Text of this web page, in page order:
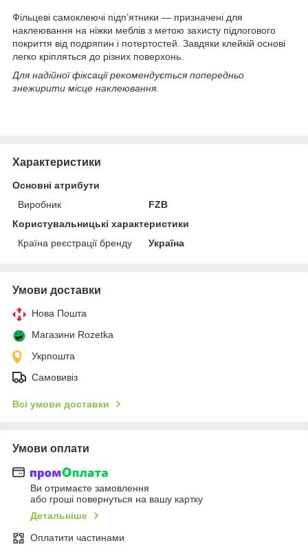
Фільцеві самоклеючі підп’ятники — призначені для
наклеювання на ніжки меблів з метою захисту підлогового
покриття від подряпин і потертостей. Завдяки клейкій основі
легко кріпляться до різних поверхонь.
Для надійної фіксації рекомендується попередньо
знежирити місце наклеювання.
Характеристики
Основні атрибути
Виробник
FZB
Користувальницькі характеристики
Країна реєстрації бренду
Україна
Умови доставки
Нова Пошта
Магазини Rozetka
Укрпошта
Самовивіз
Всі умови доставки
Умови оплати
Ви отримаєте замовлення
або гроші повернуться на вашу картку
Детальніше
Оплатити частинами